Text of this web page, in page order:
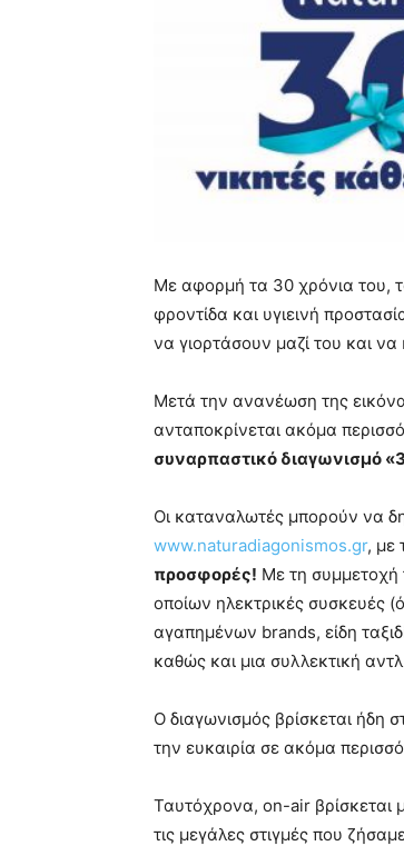
Με αφορμή τα 30 χρόνια του,
φροντίδα και υγιεινή
να γιορτάσουν μαζί του και
Μετά την ανανέωση της
ανταποκρίνεται ακόμα
συναρπαστικό διαγωνισμό
Οι καταναλωτές μπορούν να
www.naturadiagonismos.gr, με
προσφορές! Με τη συμμετοχή
οποίων ηλεκτρικές συσκευές
αγαπημένων brands, είδη
καθώς και μια συλλεκτική
Ο διαγωνισμός βρίσκεται ήδη
την ευκαιρία σε ακόμα
Ταυτόχρονα, on-air βρίσκεται
τις μεγάλες στιγμές που